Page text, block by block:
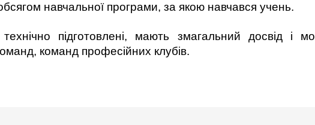
навчальної програми, за якою навчався учень.
підготовлені, мають змагальний досвід і
команд професійних клубів.